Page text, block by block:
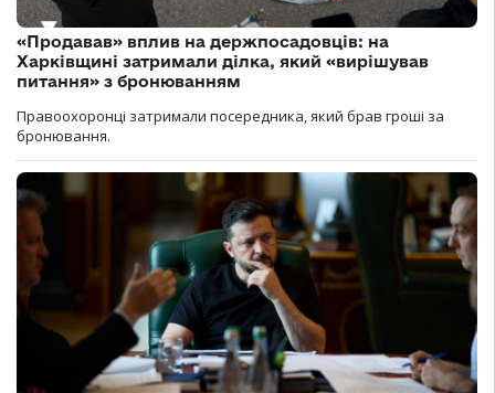
«Продавав» вплив на держпосадовців: на
Харківщині затримали ділка, який «вирішував
питання» з бронюванням
Правоохоронці затримали посередника, який брав гроші за
бронювання.